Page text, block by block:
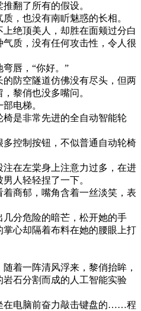
翻了所有的假设。
，也没有南盺魅惑的长相。
绝顶美人，却胜在面颊过分白
质，没有任何攻击性，令人很
唇，“你好。”
防空隧道仿佛没有尽头，但两
黎俏也没多嘴问。
电梯。
是非常先进的全自动智能轮
控制按钮，不似普通自动轮椅
在左棠身上注意力过多，在进
人轻轻捏了一下。
商郁，嘴角含着一丝淡笑，表
分危险的暗芒，松开她的手
心却隔着布料在她的腰眼上打
着一阵清风浮来，黎俏抬眸，
石分割而成的人工智能实验
在电脑前奋力敲击键盘的……程